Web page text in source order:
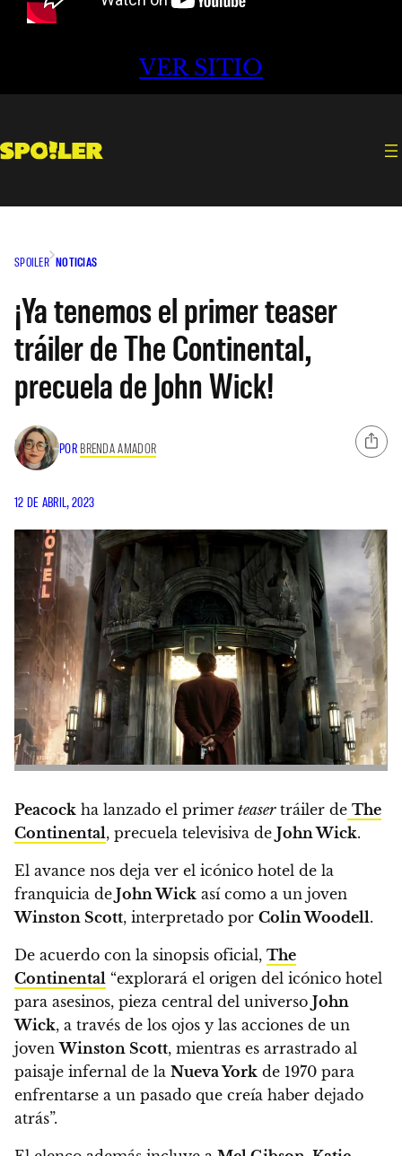
VER SITIO
SPOILER NOTICIAS
¡Ya tenemos el primer teaser
tráiler de The Continental,
precuela de John Wick!
POR BRENDA AMADOR
12 DE ABRIL, 2023
Peacock ha lanzado el primer teasertráiler de The
Continental, precuela televisiva de John Wick.
El avance nos deja ver el icónico hotel de la
franquicia de John Wick así como a un joven
Winston Scott, interpretado por Colin Woodell.
De acuerdo con la sinopsis oficial, The
Continental “explorará el origen del icónico hotel
para asesinos, pieza central del universo John
Wick, a través de los ojos y las acciones de un
jovenWinston Scott, mientras es arrastrado al
paisaje infernal de la Nueva York de 1970 para
enfrentarse a un pasado que creía haber dejado
atrás”.